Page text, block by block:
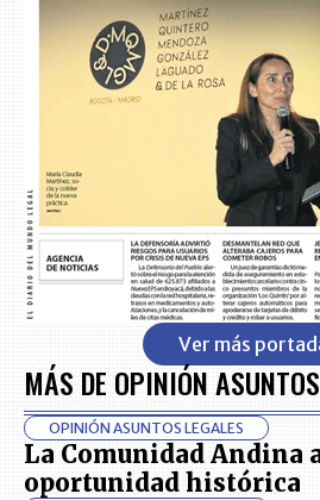
Ver más
MÁS DE OPINIÓN
OPINIÓN ASUNTOS LEGALES
La Comunidad Andina
oportunidad histórica